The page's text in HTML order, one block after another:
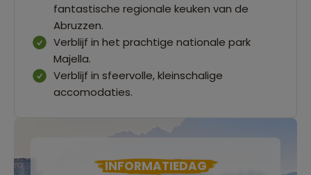
fantastische regionale keuken van de
Abruzzen.
Verblijf in het prachtige nationale park
Majella.
Verblijf in sfeervolle, kleinschalige
accomodaties.
INFORMATIEDAG